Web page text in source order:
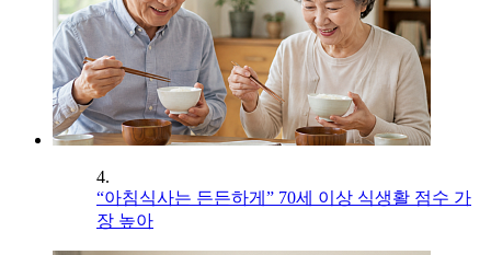
4.
“아침식사는 든든하게” 70세 이상 식생활 점수 가
장 높아